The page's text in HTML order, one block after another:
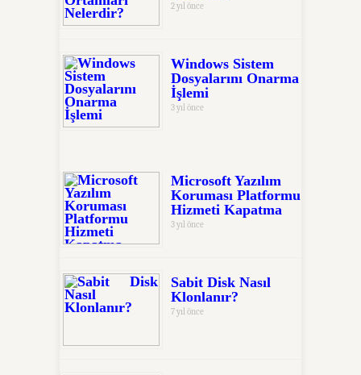
2 yıl önce
Windows Sistem
Dosyalarını Onarma
İşlemi
3 yıl önce
Microsoft Yazılım
Koruması Platformu
Hizmeti Kapatma
3 yıl önce
Sabit Disk Nasıl
Klonlanır?
7 yıl önce